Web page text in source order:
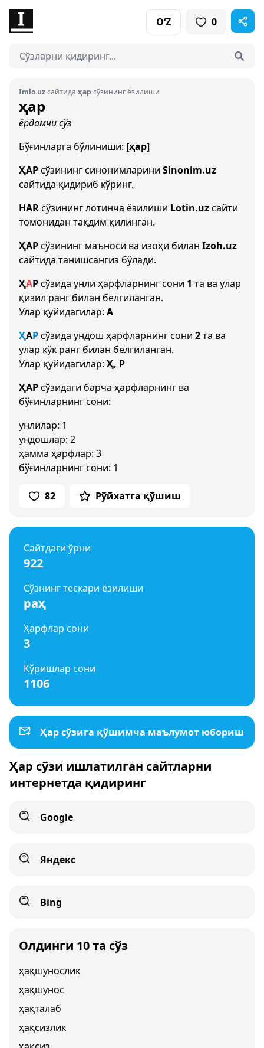
O‘Z 0
Imlo.uzсайтида ҳар сўзининг ёзилиши
ҳар
ёрдамчи сўз
Бўғинларга бўлиниши: [ҳар]
ҲАРсўзининг синонимларини Sinonim.uz
сайтида қидириб кўринг.
HARсўзининг лотинча ёзилиши Lotin.uzсайти
томонидан тақдим қилинган.
ҲАРсўзининг маъноси ва изоҳи билан Izoh.uz
сайтида танишсангиз бўлади.
ҲАРсўзида унли ҳарфларнинг сони 1 та ва улар
қизил ранг билан белгиланган.
Улар қуйидагилар: А
ҲАРсўзида ундош ҳарфларнинг сони 2та ва
улар кўк ранг билан белгиланган.
Улар қуйидагилар: Ҳ, Р
ҲАРсўзидаги барча ҳарфларнинг ва
бўғинларнинг сони:
унлилар: 1
ундошлар: 2
ҳамма ҳарфлар: 3
бўғинларнинг сони: 1
82 Рўйхатга қўшиш
Сайтдаги ўрни
922
Сўзнинг тескари ёзилиши
раҳ
Ҳарфлар сони
3
Кўришлар сони
1106
Ҳар сўзига қўшимча маълумот юбориш
Ҳар сўзи ишлатилган сайтларни
интернетда қидиринг
Google
Яндекс
Bing
Олдинги 10 та сўз
ҳақшунослик
ҳақшунос
ҳақталаб
ҳақсизлик